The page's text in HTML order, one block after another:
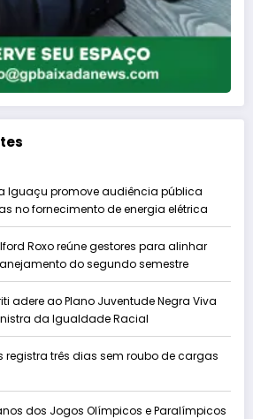
Iguaçu promove audiência pública
no fornecimento de energia elétrica
Roxo reúne gestores para alinhar
do segundo semestre
adere ao Plano Juventude Negra Viva
da Igualdade Racial
registra três dias sem roubo de cargas
dos Jogos Olímpicos e Paralímpicos